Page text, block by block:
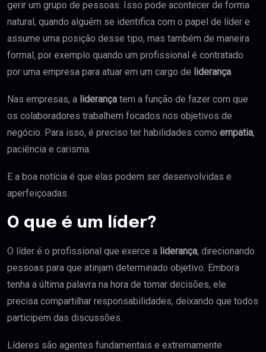
gerir um grupo de pessoas. Isso pode acontecer de forma
natural, quando alguém se identifica com o papel de líder e
assume uma posição desse tipo, mas também de maneira
formal, por exemplo quando um profissional é contratado
por uma empresa para atuar em um cargo de liderança.
Nas empresas, a liderança tem a função de fazer com que
os colaboradores trabalhem focados nos objetivos de
negócio. Para isso, é preciso ter habilidades como empatia,
paciência e carisma.
E a boa notícia é que elas podem ser desenvolvidas e
aperfeiçoadas.
O que é um líder?
O líder é o profissional que exerce a liderança, direcionando
pessoas para que atinjam determinado objetivo. Embora
tenha a última palavra na hora de tomar decisões, ele
precisa compartilhar responsabilidades, deixando que todos
participem das discussões.
Líderes são agentes fundamentais e extremamente